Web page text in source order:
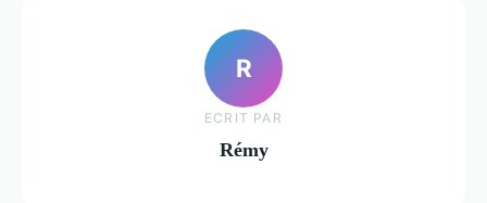
R
ECRIT PAR
Rémy